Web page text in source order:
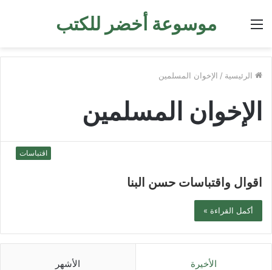
موسوعة أخضر للكتب القائمة
الرئيسية / الإخوان المسلمين
الإخوان المسلمين
اقتباسات
اقوال واقتباسات حسن البنا
أكمل القراءة »
الأخيرة الأشهر